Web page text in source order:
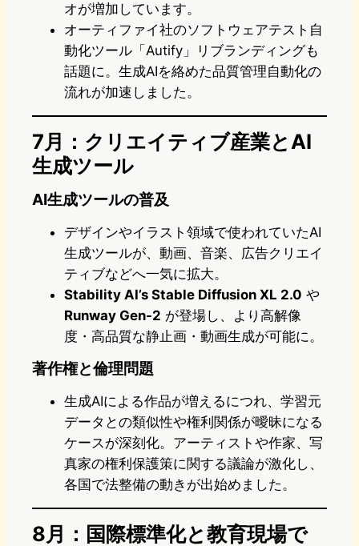
オが増加しています。
オーティファイ社のソフトウェアテスト自
動化ツール「Autify」リブランディングも
話題に。生成AIを絡めた品質管理自動化の
流れが加速しました。
7月：クリエイティブ産業とAI
生成ツール
AI生成ツールの普及
デザインやイラスト領域で使われていたAI
生成ツールが、動画、音楽、広告クリエイ
ティブなどへ一気に拡大。
Stability AI’s Stable Diffusion XL 2.0 や
Runway Gen-2 が登場し、より高解像
度・高品質な静止画・動画生成が可能に。
著作権と倫理問題
生成AIによる作品が増えるにつれ、学習元
データとの類似性や権利関係が曖昧になる
ケースが深刻化。アーティストや作家、写
真家の権利保護策に関する議論が激化し、
各国で法整備の動きが出始めました。
8月：国際標準化と教育現場で